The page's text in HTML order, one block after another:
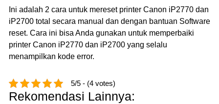
Ini adalah 2 cara untuk mereset printer Canon iP2770 dan
iP2700 total secara manual dan dengan bantuan Software
reset. Cara ini bisa Anda gunakan untuk memperbaiki
printer Canon iP2770 dan iP2700 yang selalu
menampilkan kode error.
5/5 - (4 votes)
Rekomendasi Lainnya: